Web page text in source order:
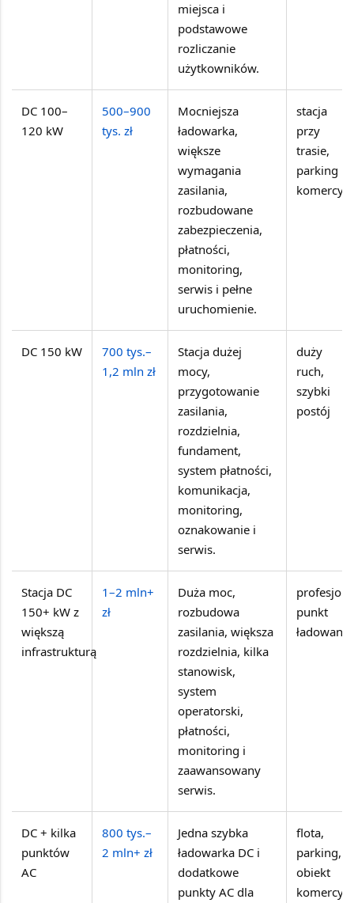
miejsca i
podstawowe
rozliczanie
użytkowników.
DC 100–
120 kW
500–900
tys. zł
Mocniejsza
ładowarka,
większe
wymagania
zasilania,
rozbudowane
zabezpieczenia,
płatności,
monitoring,
serwis i pełne
uruchomienie.
stacja
przy
trasie,
parking
DC 150 kW
700 tys.–
1,2 mln zł
Stacja dużej
mocy,
przygotowanie
zasilania,
rozdzielnia,
fundament,
system płatności,
komunikacja,
monitoring,
oznakowanie i
serwis.
duży
ruch,
szybki
postój
Stacja DC
150+ kW z
większą
infrastrukturą
1–2 mln+
zł
Duża moc,
rozbudowa
zasilania, większa
rozdzielnia, kilka
stanowisk,
system
operatorski,
płatności,
monitoring i
zaawansowany
serwis.
punkt
ładowania
DC + kilka
punktów
AC
800 tys.–
2 mln+ zł
Jedna szybka
ładowarka DC i
dodatkowe
punkty AC dla
flota,
parking,
obiekt